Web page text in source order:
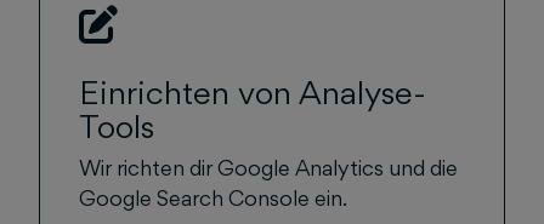
Einrichten von Analyse-
Tools
Wir richten dir Google Analytics und die
Google Search Console ein.